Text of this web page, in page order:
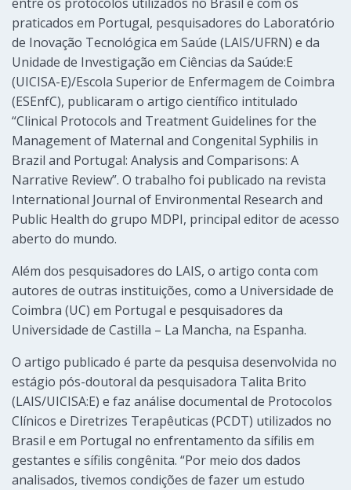
praticados em Portugal, pesquisadores do Laboratório
de Inovação Tecnológica em Saúde (LAIS/UFRN) e da
Unidade de Investigação em Ciências da Saúde:E
(UICISA-E)/Escola Superior de Enfermagem de Coimbra
(ESEnfC), publicaram o artigo científico intitulado
“Clinical Protocols and Treatment Guidelines for the
Management of Maternal and Congenital Syphilis in
Brazil and Portugal: Analysis and Comparisons: A
Narrative Review”. O trabalho foi publicado na revista
International Journal of Environmental Research and
Public Health do grupo MDPI, principal editor de acesso
aberto do mundo.
Além dos pesquisadores do LAIS, o artigo conta com
autores de outras instituições, como a Universidade de
Coimbra (UC) em Portugal e pesquisadores da
Universidade de Castilla – La Mancha, na Espanha.
O artigo publicado é parte da pesquisa desenvolvida no
estágio pós-doutoral da pesquisadora Talita Brito
(LAIS/UICISA:E) e faz análise documental de Protocolos
Clínicos e Diretrizes Terapêuticas (PCDT) utilizados no
Brasil e em Portugal no enfrentamento da sífilis em
gestantes e sífilis congênita. “Por meio dos dados
analisados, tivemos condições de fazer um estudo